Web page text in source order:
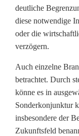
Z
e
i
t
f
ü
r
deutliche
diese notwendige
oder die
verzögern.
Auch einzelne
betrachtet. Durch
könne es in
Sonderkonjunktur
insbesondere der
Zukunftsfeld